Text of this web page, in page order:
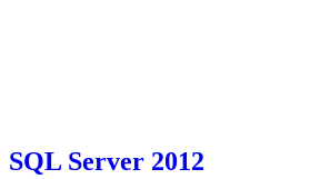
SQL Server 2012